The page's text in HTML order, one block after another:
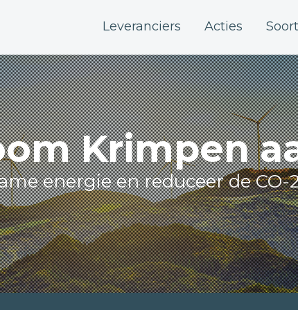
Leveranciers Acties
Krimpen
energie en reduceer de